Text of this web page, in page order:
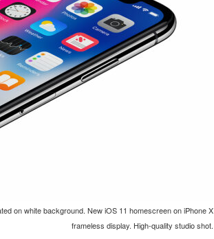
on white background. New iOS 11 homescreen on iPhone X
frameless display. High-quality studio shot.